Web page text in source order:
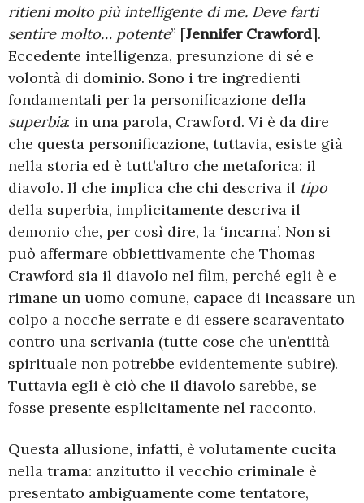
ritieni molto più intelligente di me. Deve farti
sentire molto… potente” [Jennifer Crawford].
Eccedente intelligenza, presunzione di sé e
volontà di dominio. Sono i tre ingredienti
fondamentali per la personificazione della
superbia: in una parola, Crawford. Vi è da dire
che questa personificazione, tuttavia, esiste già
nella storia ed è tutt’altro che metaforica: il
diavolo. Il che implica che chi descriva il tipo
della superbia, implicitamente descriva il
demonio che, per così dire, la ‘incarna’. Non si
può affermare obbiettivamente che Thomas
Crawford sia il diavolo nel film, perché egli è e
rimane un uomo comune, capace di incassare un
colpo a nocche serrate e di essere scaraventato
contro una scrivania (tutte cose che un’entità
spirituale non potrebbe evidentemente subire).
Tuttavia egli è ciò che il diavolo sarebbe, se
fosse presente esplicitamente nel racconto.
Questa allusione, infatti, è volutamente cucita
nella trama: anzitutto il vecchio criminale è
presentato ambiguamente come tentatore,